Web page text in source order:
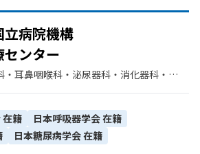
立病院機構
ンター
・​耳鼻咽喉科・​泌尿器科・​消化器科・​呼
経外科・​救急科・​心臓血管外科・​リハビ
・​麻酔科・​歯科・​形成外科・​糖尿病内
在籍 日本呼吸器学会在籍
日本糖尿病学会在籍